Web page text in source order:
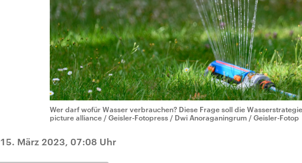
Wer darf wofür Wasser verbrauchen? Diese Frage soll die
picture alliance / Geisler-Fotopress / Dwi Anoraganingrum / Geisler-Fotop
15. März 2023, 07:08 Uhr